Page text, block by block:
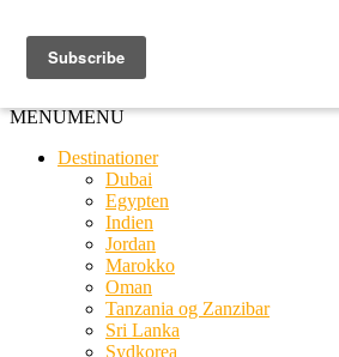
MENUMENU
Destinationer
Dubai
Egypten
Indien
Jordan
Marokko
Oman
Tanzania og Zanzibar
Sri Lanka
Sydkorea